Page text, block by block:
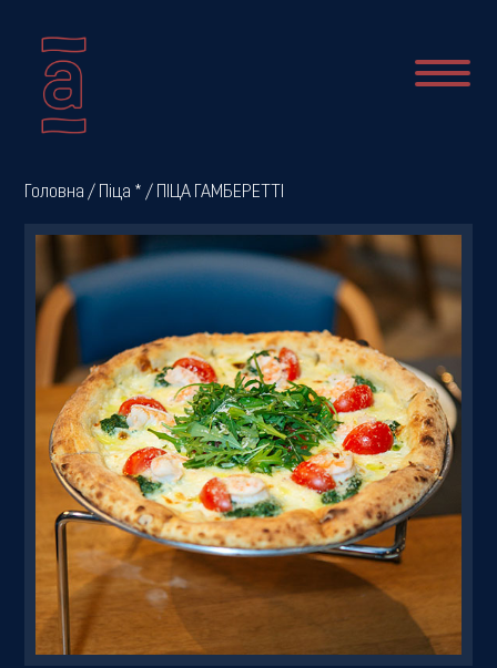
Про
нас
Новини
Меню
Галерея
Резервація
Головна / Піца * / ПІЦА ГАМБЕРЕТТІ